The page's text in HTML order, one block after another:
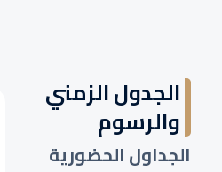
الجدول الزمني
والرسوم
الجداول الحضورية